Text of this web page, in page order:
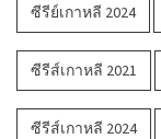
ซีรีย์เกาหลี 2024
ซีรีส์เกาหลี 2021
ซีรีส์เกาหลี 2024